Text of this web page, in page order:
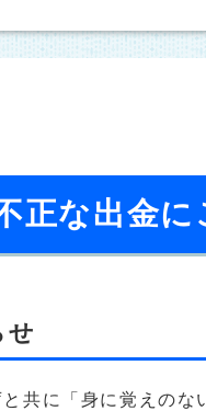
正な出金に
せ
共に「身に覚えの